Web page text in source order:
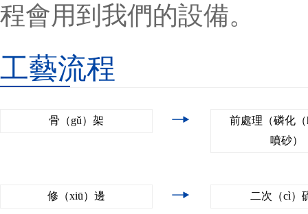
程會用到我們的設備。
工藝流程
骨（gǔ）架
前處理（磷化（
噴砂）
修（xiū）邊 二次（cì）